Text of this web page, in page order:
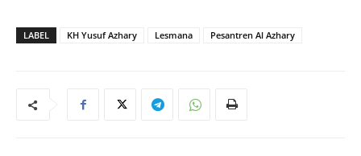
LABEL KH Yusuf Azhary Lesmana Pesantren Al Azhary